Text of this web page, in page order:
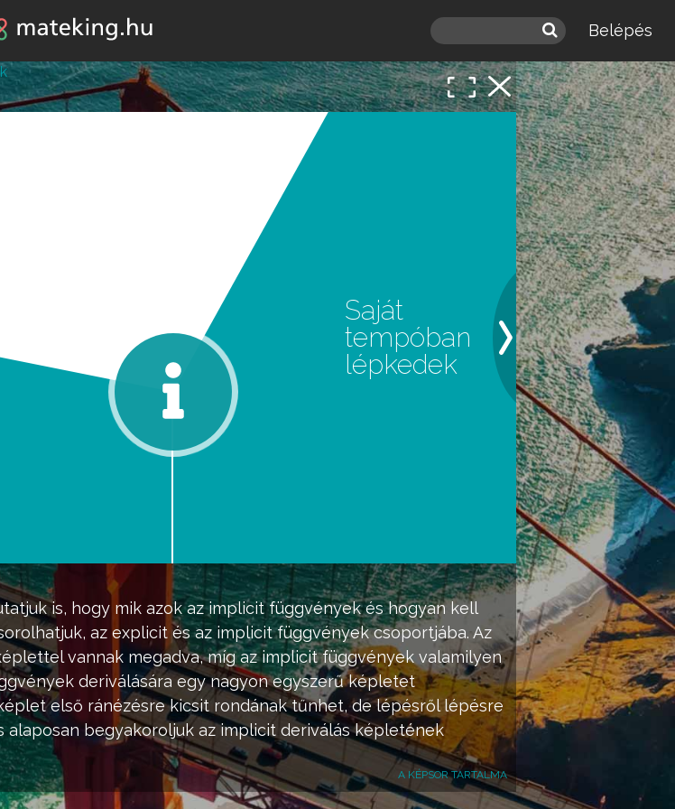
Jump to navigation
Belépés
is, hogy mik azok az implicit függvények és hogyan kell
az explicit és az implicit függvények csoportjába. Az
vannak megadva, míg az implicit függvények valamilyen
deriválására egy nagyon egyszerű képletet
első ránézésre kicsit rondának tűnhet, de lépésről lépésre
begyakoroljuk az implicit deriválás képletének
A KÉPSOR TARTALMA
Saját
tempóban
lépkedek
attól, hogy a
álljon és ne eléd.
BELÉPEK